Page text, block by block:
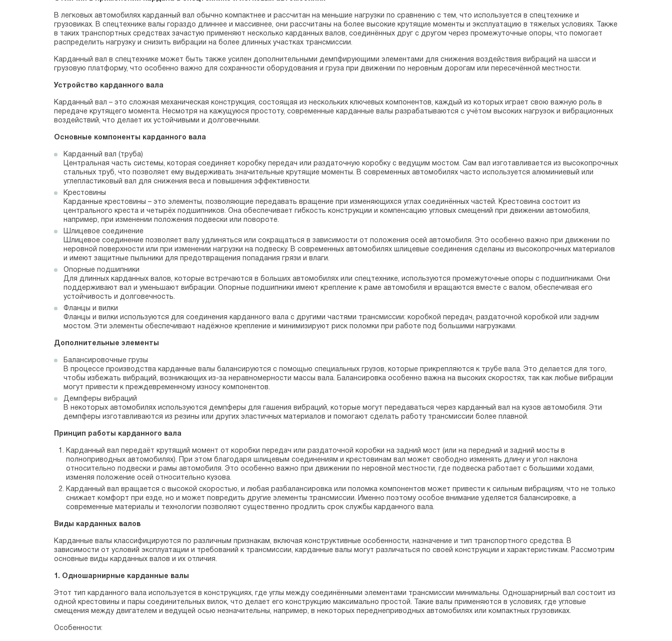
В легковых автомобилях карданный вал обычно компактнее и рассчитан на меньшие нагрузки по сравнению с тем, что используется в спецтехнике и
грузовиках. В спецтехнике валы гораздо длиннее и массивнее, они рассчитаны на более высокие крутящие моменты и эксплуатацию в тяжелых условиях. Также
в таких транспортных средствах зачастую применяют несколько карданных валов, соединённых друг с другом через промежуточные опоры, что помогает
распределить нагрузку и снизить вибрации на более длинных участках трансмиссии.
Карданный вал в спецтехнике может быть также усилен дополнительными демпфирующими элементами для снижения воздействия вибраций на шасси и
грузовую платформу, что особенно важно для сохранности оборудования и груза при движении по неровным дорогам или пересечённой местности.
Устройство карданного вала
Карданный вал – это сложная механическая конструкция, состоящая из нескольких ключевых компонентов, каждый из которых играет свою важную роль в
передаче крутящего момента. Несмотря на кажущуюся простоту, современные карданные валы разрабатываются с учётом высоких нагрузок и вибрационных
воздействий, что делает их устойчивыми и долговечными.
Основные компоненты карданного вала
Карданный вал (труба)
Центральная часть системы, которая соединяет коробку передач или раздаточную коробку с ведущим мостом. Сам вал изготавливается из высокопрочных
стальных труб, что позволяет ему выдерживать значительные крутящие моменты. В современных автомобилях часто используется алюминиевый или
углепластиковый вал для снижения веса и повышения эффективности.
Крестовины
Карданные крестовины – это элементы, позволяющие передавать вращение при изменяющихся углах соединённых частей. Крестовина состоит из
центрального креста и четырёх подшипников. Она обеспечивает гибкость конструкции и компенсацию угловых смещений при движении автомобиля,
например, при изменении положения подвески или повороте.
Шлицевое соединение
Шлицевое соединение позволяет валу удлиняться или сокращаться в зависимости от положения осей автомобиля. Это особенно важно при движении по
неровной поверхности или при изменении нагрузки на подвеску. В современных автомобилях шлицевые соединения сделаны из высокопрочных материалов
и имеют защитные пыльники для предотвращения попадания грязи и влаги.
Опорные подшипники
Для длинных карданных валов, которые встречаются в больших автомобилях или спецтехнике, используются промежуточные опоры с подшипниками. Они
поддерживают вал и уменьшают вибрации. Опорные подшипники имеют крепление к раме автомобиля и вращаются вместе с валом, обеспечивая его
устойчивость и долговечность.
Фланцы и вилки
Фланцы и вилки используются для соединения карданного вала с другими частями трансмиссии: коробкой передач, раздаточной коробкой или задним
мостом. Эти элементы обеспечивают надёжное крепление и минимизируют риск поломки при работе под большими нагрузками.
Дополнительные элементы
Балансировочные грузы
В процессе производства карданные валы балансируются с помощью специальных грузов, которые прикрепляются к трубе вала. Это делается для того,
чтобы избежать вибраций, возникающих из-за неравномерности массы вала. Балансировка особенно важна на высоких скоростях, так как любые вибрации
могут привести к преждевременному износу компонентов.
Демпферы вибраций
В некоторых автомобилях используются демпферы для гашения вибраций, которые могут передаваться через карданный вал на кузов автомобиля. Эти
демпферы изготавливаются из резины или других эластичных материалов и помогают сделать работу трансмиссии более плавной.
Принцип работы карданного вала
Карданный вал передаёт крутящий момент от коробки передач или раздаточной коробки на задний мост (или на передний и задний мосты в
полноприводных автомобилях). При этом благодаря шлицевым соединениям и крестовинам вал может свободно изменять длину и угол наклона
относительно подвески и рамы автомобиля. Это особенно важно при движении по неровной местности, где подвеска работает с большими ходами,
изменяя положение осей относительно кузова.
Карданный вал вращается с высокой скоростью, и любая разбалансировка или поломка компонентов может привести к сильным вибрациям, что не только
снижает комфорт при езде, но и может повредить другие элементы трансмиссии. Именно поэтому особое внимание уделяется балансировке, а
современные материалы и технологии позволяют существенно продлить срок службы карданного вала.
Виды карданных валов
Карданные валы классифицируются по различным признакам, включая конструктивные особенности, назначение и тип транспортного средства. В
зависимости от условий эксплуатации и требований к трансмиссии, карданные валы могут различаться по своей конструкции и характеристикам. Рассмотрим
основные виды карданных валов и их отличия.
1. Одношарнирные карданные валы
Этот тип карданного вала используется в конструкциях, где углы между соединёнными элементами трансмиссии минимальны. Одношарнирный вал состоит из
одной крестовины и пары соединительных вилок, что делает его конструкцию максимально простой. Такие валы применяются в условиях, где угловые
смещения между двигателем и ведущей осью незначительны, например, в некоторых переднеприводных автомобилях или компактных грузовиках.
Особенности: